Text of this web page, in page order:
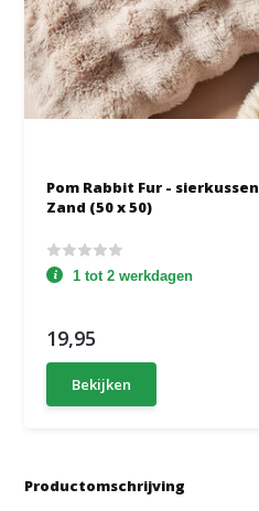
Pom Rabbit Fur - sierkussen
Zand (50 x 50)
1 tot 2 werkdagen
19,95
Bekijken
Productomschrijving